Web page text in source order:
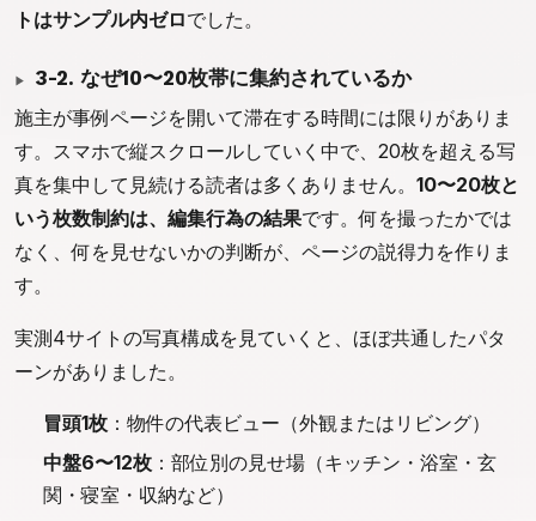
トはサンプル内ゼロでした。
3-2. なぜ10〜20枚帯に集約されているか
施主が事例ページを開いて滞在する時間には限りがありま
す。スマホで縦スクロールしていく中で、20枚を超える写
真を集中して見続ける読者は多くありません。 10〜20枚と
いう枚数制約は、編集行為の結果です。何を撮ったかでは
なく、何を見せないかの判断が、ページの説得力を作りま
す。
実測4サイトの写真構成を見ていくと、ほぼ共通したパタ
ーンがありました。
冒頭1枚 ：物件の代表ビュー（外観またはリビング）
中盤6〜12枚 ：部位別の見せ場（キッチン・浴室・玄
関・寝室・収納など）